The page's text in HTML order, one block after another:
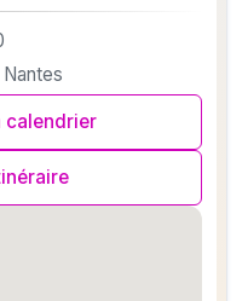
calendrier